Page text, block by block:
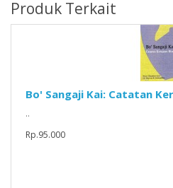
Produk Terkait
Bo' Sangaji Kai: Catatan
..
Rp.95.000